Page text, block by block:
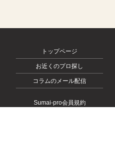
トップページ
お近くのプロ探し
コラムのメール配信
Sumai-pro会員規約